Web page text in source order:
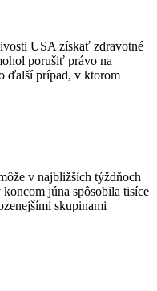
USA získať zdravotné
porušiť právo na
ďalší prípad, v ktorom
v najbližších týždňoch
júna spôsobila tisíce
skupinami